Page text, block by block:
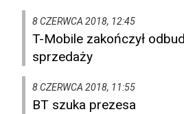
8 CZERWCA 2018, 12:45
T-Mobile zakończył
sprzedaży
8 CZERWCA 2018, 11:55
BT szuka prezesa